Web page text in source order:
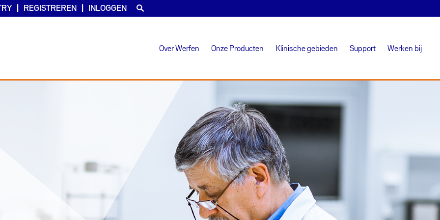
REGISTREREN INLOGGEN
Over Werfen Onze Producten Klinische gebieden Support Werken bij